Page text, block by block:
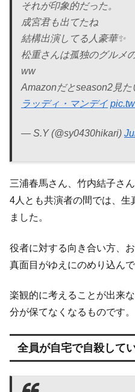
それが印象的だった。
成宮君も出てたね
結構出演してる人豪華✨
松重さんは孤独のグルメ
ww
Amazonだとseason2見
ラッディ・マンデイ
— S.Y (@sy0430hikari)
三浦春馬さん、竹内結子さ
4人とも共演者の間では、生
ました。
役者に対する向き合い方、
真面目がゆえにのめり込んで
楽観的に考えることが出来
分が保てなくなるものです。
全員が自宅で自殺して